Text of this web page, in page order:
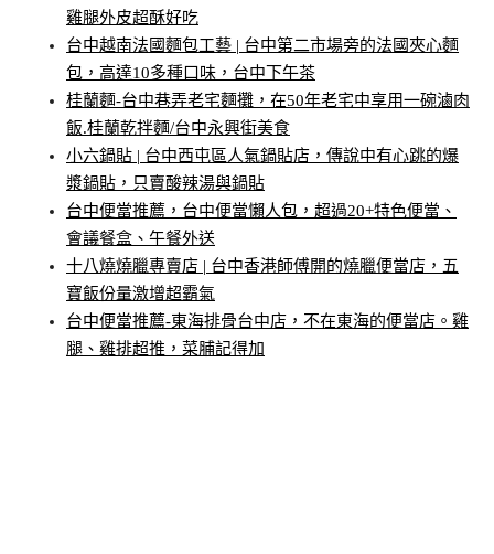
雞腿外皮超酥好吃
台中越南法國麵包工藝 | 台中第二市場旁的法國夾心麵
包，高達10多種口味，台中下午茶
桂蘭麵-台中巷弄老宅麵攤，在50年老宅中享用一碗滷肉
飯.桂蘭乾拌麵/台中永興街美食
小六鍋貼 | 台中西屯區人氣鍋貼店，傳說中有心跳的爆
漿鍋貼，只賣酸辣湯與鍋貼
台中便當推薦，台中便當懶人包，超過20+特色便當、
會議餐盒、午餐外送
十八燒燒臘專賣店 | 台中香港師傅開的燒臘便當店，五
寶飯份量激增超霸氣
台中便當推薦-東海排骨台中店，不在東海的便當店。雞
腿、雞排超推，菜脯記得加